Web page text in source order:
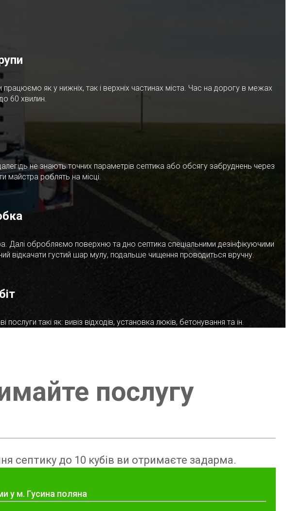
як у нижніх, так і верхніх частинах міста. Час на дорогу в межах
60 хвилин.
не знають точних параметрів септика або обсягу забруднень через
майстра роблять на місці.
Далі обробляємо поверхню та дно септика спеціальними дезінфікуючими
відкачати густий шар мулу, подальше чищення проводиться вручну.
такі як: вивіз відходів, установка люків, бетонування та ін.
послугу
септику до 10 кубів ви отримаєте задарма.
у м. Гусина поляна